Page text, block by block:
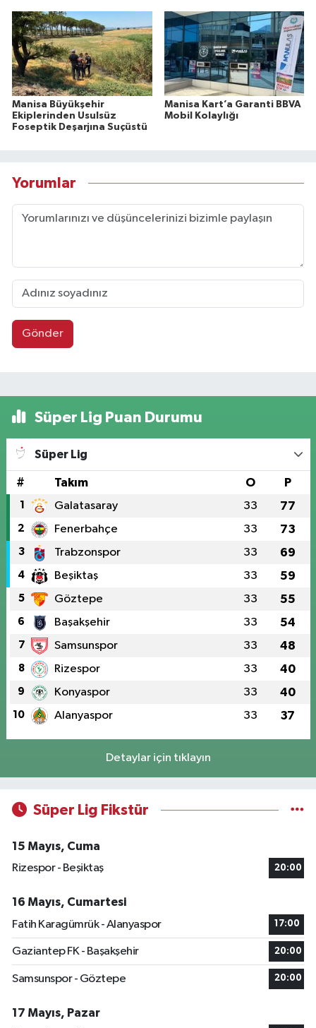
Manisa Büyükşehir
Ekiplerinden Usulsüz
Foseptik Deşarjına Suçüstü
Manisa Kart’a Garanti BBVA
Mobil Kolaylığı
Yorumlar
Gönder
Süper Lig Puan Durumu
Süper Lig
# Takım O P
1 Galatasaray 33 77
2 Fenerbahçe 33 73
3 Trabzonspor 33 69
4 Beşiktaş 33 59
5 Göztepe 33 55
6 Başakşehir 33 54
7 Samsunspor 33 48
8 Rizespor 33 40
9 Konyaspor 33 40
10 Alanyaspor 33 37
Detaylar için tıklayın
Süper Lig Fikstür
15 Mayıs, Cuma
Rizespor - Beşiktaş
20:00
16 Mayıs, Cumartesi
Fatih Karagümrük - Alanyaspor
17:00
Gaziantep FK - Başakşehir 20:00
Samsunspor - Göztepe 20:00
17 Mayıs, Pazar